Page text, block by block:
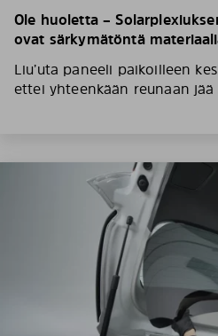
Ole huoletta –
ovat särkymätöntä
Liu’uta paneeli paikoilleen
ettei yhteenkään reunaan jää